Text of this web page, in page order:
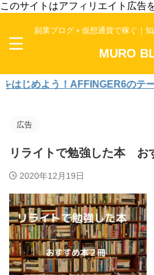
このサイトはアフィリエイト広告
副業ブログ＋仮想通貨で稼ぐ｜
MURO
めよう！AFFINGER6のテーマ
広告
リライトで勉強した本 お
2020年12月19日